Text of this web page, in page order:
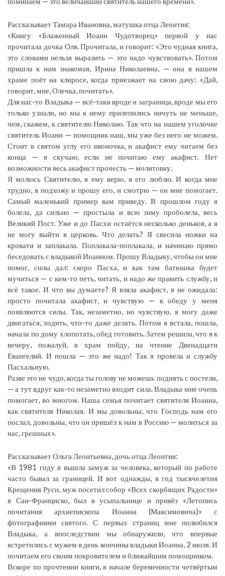
Рассказывает Тамара Ивановна, матушка отца Леонтия:
«Книгу «Блаженный Иоанн Чудотворец» первой у нас
прочитала дочка Оля. Прочитала, и говорит: «Это чудная книга,
это словами нельзя выразить — это надо чувствовать». Потом
пришла к нам знакомая, Ирина Николаевна, — она в нашем
храме поёт на клиросе, когда приезжает на свою дачу: «Дай,
говорит, мне, Олечка, почитать».
Для нас-то Владыка — всё-таки вроде и заграница, вроде мы его
только узнали, но мы к нему прилепились ничуть не меньше,
чем, скажем, к святителю Николаю. Так что на нашем уголочке
святитель Иоанн — помощник наш, мы уже без него не можем.
Стоит в святом углу его иконочка, и акафист ему читаем без
конца — я скучаю, если не почитаю ему акафист. Нет
возможности весь акафист прочесть — молитовку.
Я молюсь Святителю, я ему верю, я его люблю. И когда мне
трудно, я подхожу и прошу его, и смотрю — он мне помогает.
Самый маленький пример вам приведу. В прошлом году я
болела, да сильно — простыла и всю зиму проболела, весь
Великий Пост. Уже и до Пасхи остаётся несколько деньков, а я
не могу выйти в церковь. Что делать? Я свесила ножки на
кровати и заплакала. Поплакала-поплакала, и начинаю прямо
беседовать с владыкой Иоанном. Прошу Владыку, чтобы он мне
помог, силы дал: скоро Пасха, и как там батюшка будет
мучиться — с кем-то петь, читать, и надо же править службу, и
всё такое. И что вы думаете? Я взяла акафист, я не ожидала:
просто почитала акафист, и чувствую — к обеду у меня
появляются силы. Так, незаметно, но чувствую, я могу даже
двигаться, ходить, что-то даже делать. Потом я встала, пошла,
начала по дому хлопотать, обед готовить. Затем решила, что я к
вечеру, пожалуй, в храм пойду, на чтение Двенадцати
Евангелий. И пошла — это же надо! Так я провела и службу
Пасхальную.
Разве это не чудо, когда ты голову не можешь поднять с постели,
— а тут вдруг как-то незаметно входит сила. Владыка мне очень
помогает, во многом. Наша семья почитает святителя Иоанна,
как святителя Николая. И мы довольны, что Господь нам его
послал, довольны, что он пришёл к нам в Россию — молиться за
нас, грешных».
Рассказывает Ольга Леонтьевна, дочь отца Леонтия:
«В 1981 году я вышла замуж за человека, который по работе
часто бывал за границей. И вот однажды, в год тысячелетия
Крещения Руси, муж посетил собор «Всех скорбящих Радости»
в Сан-Франциско, был в усыпальнице и привёз «Летопись
почитания архиепископа Иоанна (Максимовича)» с
фотографиями святого. С первых страниц мне полюбился
Владыка, а впоследствии мы обнаружили, что впервые
встретились с мужем в день кончины владыки Иоанна, 2 июля. И
почитаем его своим покровителем и ближайшим помощником.
Вскоре по прочтении книги, в начале беременности четвёртым